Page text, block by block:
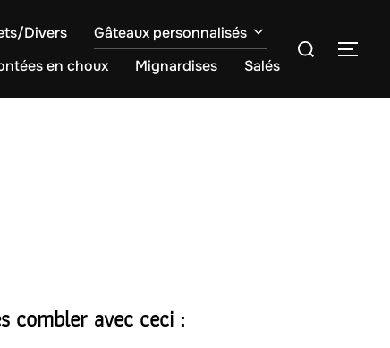
Divers
Gâteaux personnalisés
en choux Mignardises Salés
Rechercher :
combler avec ceci :